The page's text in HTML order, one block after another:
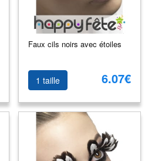
Faux cils noirs avec étoiles
1 taille 6.07€